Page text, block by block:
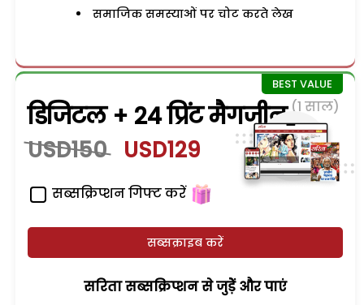
समाजिक समस्याओं पर चोट करते लेख
डिजिटल + 24 प्रिंट मैगजीन (1 साल)
USD150 USD129
सब्सक्रिप्शन गिफ्ट करें
सब्सक्राइब करें
सरिता सब्सक्रिप्शन से जुड़ेें और पाएं